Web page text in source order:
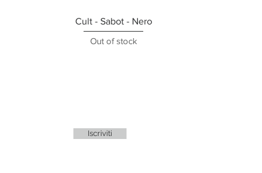
Cult - Sabot - Nero
Out of stock
Iscriviti